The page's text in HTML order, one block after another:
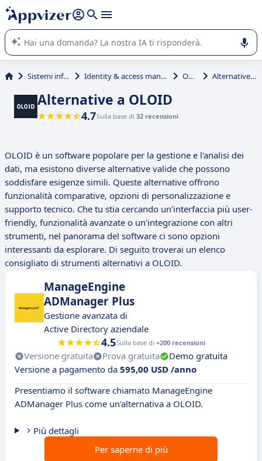
righe con
shift + enter
L'IA di Appvizer vi guida nell'utilizzo o nella scelta di un
software SaaS per la vostra azienda.
Sistemi informativi Identity & access management (IAM) OLOID Alternative a OLOID
Alternative a OLOID
4.7Sulla base di 32 recensioni
OLOID è un software popolare per la gestione e l'analisi dei
dati, ma esistono diverse alternative valide che possono
soddisfare esigenze simili. Queste alternative offrono
funzionalità comparative, opzioni di personalizzazione e
supporto tecnico. Che tu stia cercando un'interfaccia più user-
friendly, funzionalità avanzate o un'integrazione con altri
strumenti, nel panorama del software ci sono opzioni
interessanti da esplorare. Di seguito troverai un elenco
consigliato di strumenti alternativi a OLOID.
ManageEngine
ADManager Plus
Gestione avanzata di
Active Directory aziendale
4.5Sulla base di +200 recensioni
Versione gratuita Prova gratuita
Demo gratuita
Versione a pagamento da 595,00 USD /anno
Presentiamo il software chiamato ManageEngine
ADManager Plus come un'alternativa a OLOID.
Più dettagli
Per saperne di più